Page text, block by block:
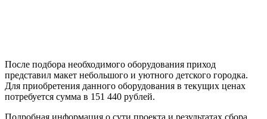
После подбора необходимого оборудования приход
представил макет небольшого и уютного детского городка.
Для приобретения данного оборудования в текущих ценах
потребуется сумма в 151 440 рублей.
Подробная информация о сути проекта и результатах сбора